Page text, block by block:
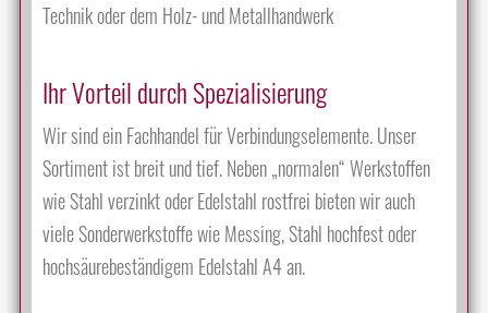
Technik oder dem Holz- und Metallhandwerk
Ihr Vorteil durch Spezialisierung
Wir sind ein Fachhandel für Verbindungselemente. Unser
Sortiment ist breit und tief. Neben „normalen“ Werkstoffen
wie Stahl verzinkt oder Edelstahl rostfrei bieten wir auch
viele Sonderwerkstoffe wie Messing, Stahl hochfest oder
hochsäurebeständigem Edelstahl A4 an.